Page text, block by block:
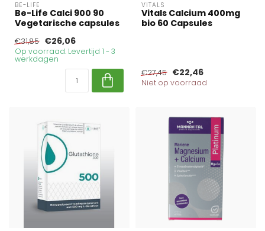
BE-LIFE
Be-Life Calci 900 90
Vegetarische capsules
€31,85 €26,06
Op voorraad. Levertijd 1 - 3
werkdagen
VITALS
Vitals Calcium 400mg
bio 60 Capsules
€27,45 €22,46
Niet op voorraad